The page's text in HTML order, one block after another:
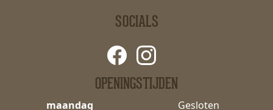
OPENINGSTIJDEN
maandag Gesloten
SOCIALS